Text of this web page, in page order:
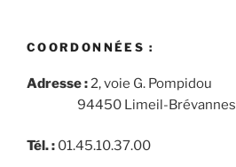
COORDONNÉES :
Adresse :2, voie G. Pompidou
94450 Limeil-Brévannes
Tél. : 01.45.10.37.00